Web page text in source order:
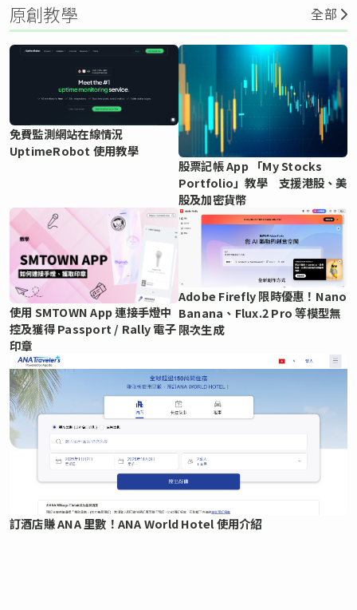
原創教學 全部
免費監測網站在線情況
UptimeRobot 使用教學
股票記帳 App 「My Stocks
Portfolio」教學 支援港股、美
股及加密貨幣
使用 SMTOWN App 連接手燈中
控及獲得 Passport / Rally 電子
印章
Adobe Firefly 限時優惠！Nano
Banana、Flux.2 Pro 等模型無
限次生成
訂酒店賺 ANA 里數！ANA World Hotel 使用介紹